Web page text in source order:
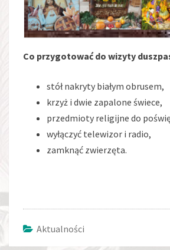
Co przygotować do wizyty
stół nakryty białym obrusem,
krzyż i dwie zapalone świece,
przedmioty religijne do
wyłączyć telewizor i radio,
zamknąć zwierzęta.
Aktualności